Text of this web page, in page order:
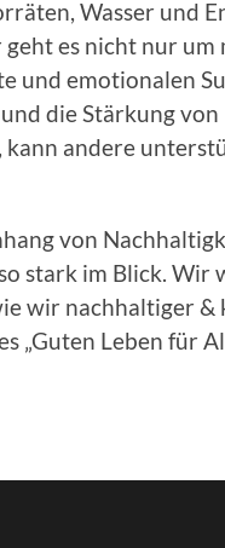
Wasser und
geht es nicht nur
und emotionalen
die Stärkung
andere
von
stark im Blick. Wir
wir nachhaltiger
„Guten Leben für